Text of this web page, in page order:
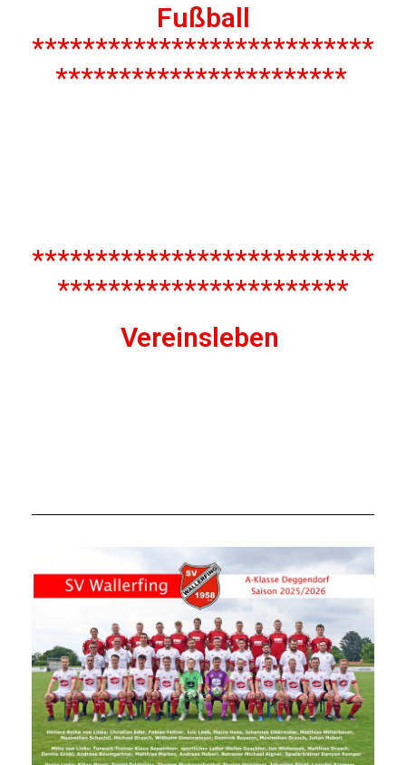
Fußball
***************************
***********************
***************************
***********************
Vereinsleben